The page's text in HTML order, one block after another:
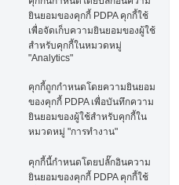
ยินยอมของคุกกี้ PDPA คุกกี้ใช้
เพื่อจัดเก็บความยินยอมของผู้ใช้
สำหรับคุกกี้ในหมวดหมู่
"Analytics"
คุกกี้ถูกกำหนดโดยความยินยอม
ของคุกกี้ PDPA เพื่อบันทึกความ
ยินยอมของผู้ใช้สำหรับคุกกี้ใน
หมวดหมู่ "การทำงาน"
คุกกี้นี้กำหนดโดยปลั๊กอินความ
ยินยอมของคุกกี้ PDPA คุกกี้ใช้